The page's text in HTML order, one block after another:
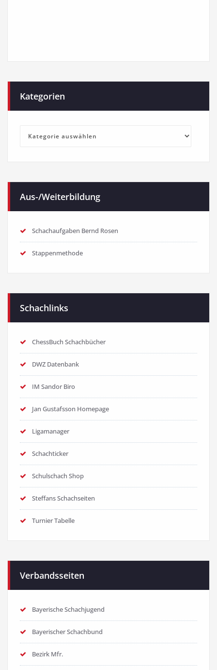
Kategorien
Kategorien
Aus-/Weiterbildung
Schachaufgaben Bernd Rosen
Stappenmethode
Schachlinks
ChessBuch Schachbücher
DWZ Datenbank
IM Sandor Biro
Jan Gustafsson Homepage
Ligamanager
Schachticker
Schulschach Shop
Steffans Schachseiten
Turnier Tabelle
Verbandsseiten
Bayerische Schachjugend
Bayerischer Schachbund
Bezirk Mfr.